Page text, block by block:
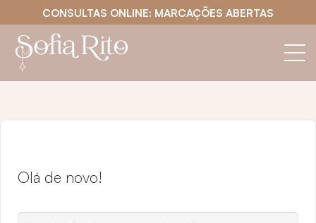
CONSULTAS ONLINE: MARCAÇÕES ABERTAS
Olá de novo!